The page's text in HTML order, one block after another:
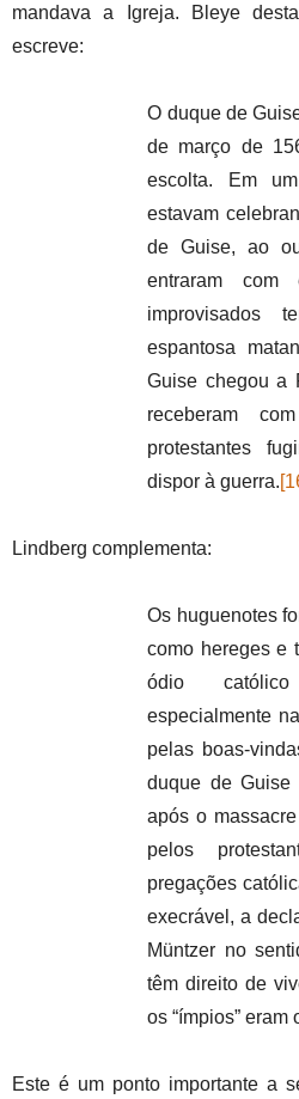
mandava a Igreja. Bleye
escreve:
O duque de
de março de
escolta. Em
estavam
de Guise, ao
entraram
improvisados
espantosa
Guise chegou a
receberam
protestantes
dispor à guerra.
Lindberg complementa:
Os huguenotes
como hereges e
ódio
especialmente
pelas boas-
duque de Guise
após o
pelos
pregações
execrável, a
Müntzer no
têm direito de
os “ímpios” eram
Este é um ponto importante a